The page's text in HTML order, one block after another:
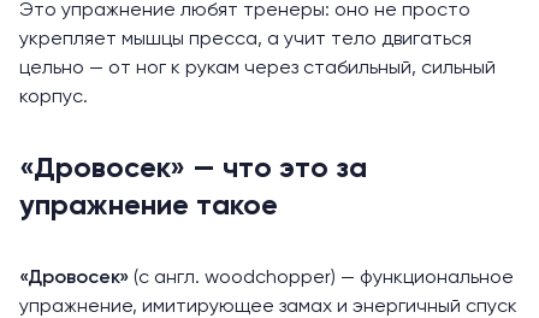
Это упражнение любят тренеры: оно не просто
укрепляет мышцы пресса, а учит тело двигаться
цельно — от ног к рукам через стабильный, сильный
корпус.
«Дровосек» — что это за
упражнение такое
«Дровосек» (с англ. woodchopper) — функциональное
упражнение, имитирующее замах и энергичный спуск